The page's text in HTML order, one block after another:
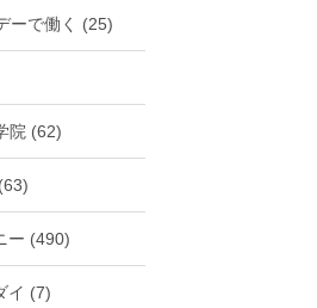
ーで働く (25)
院 (62)
ー (490)
イ (7)